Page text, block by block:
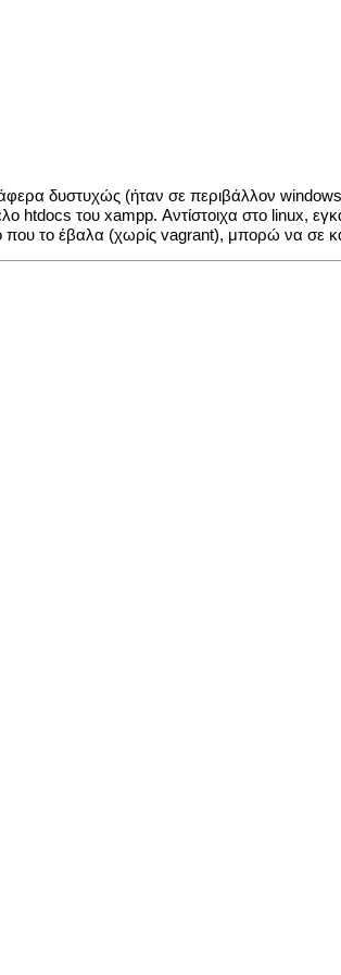
δυστυχώς (ήταν σε περιβάλλον
του xampp. Αντίστοιχα στο linux,
που το έβαλα (χωρίς vagrant), μπορώ να σε